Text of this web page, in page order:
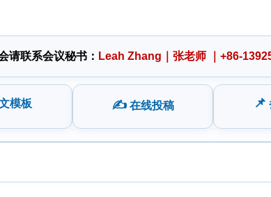
请联系会议秘书： Leah Zhang｜张老师 ｜+86-
模板 ✍️ 在线投稿 📌